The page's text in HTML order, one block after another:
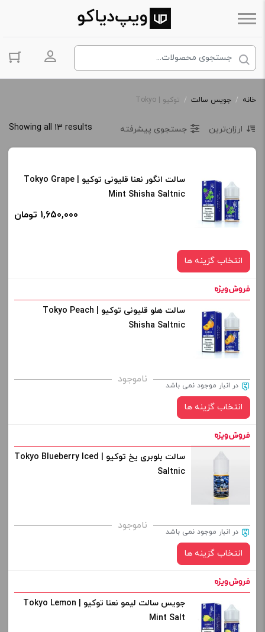
ورود به
خانه / جویس سالت / توکیو | Tokyo
Showing all 13 results ارزان‌ترین جستجوی پیشرفته
سالت انگور نعنا قلیونی توکیو | Tokyo Grape
Mint Shisha Saltnic
1,650,000 تومان
انتخاب گزینه ها
نیکوتین:
30 میلی گرم
برای فعال شدن سبد خرید و نمایش قیمت ، گزینه های محصول را
از کادر بالا انتخاب کنید.
افزودن به سبد خرید
سالت هلو قلیونی توکیو | Tokyo Peach
Shisha Saltnic
ناموجود در انبار موجود نمی باشد
انتخاب گزینه ها
نیکوتین:
برای فعال شدن سبد خرید و نمایش قیمت ، گزینه های محصول را
از کادر بالا انتخاب کنید.
+
افزودن به سبد خرید
سالت بلوبری یخ توکیو | Tokyo Blueberry Iced
Saltnic
ناموجود در انبار موجود نمی باشد
انتخاب گزینه ها
نیکوتین:
جویس سالت لیمو نعنا توکیو | Tokyo Lemon
Mint Salt